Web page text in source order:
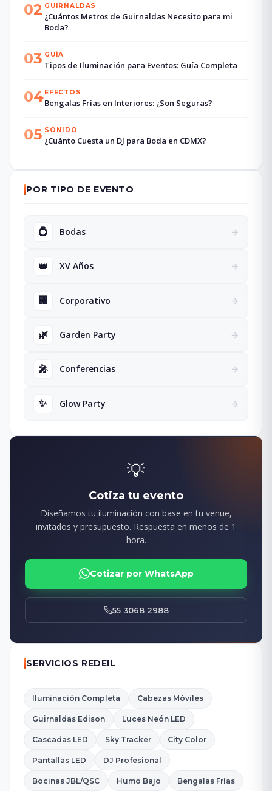
02 GUIRNALDAS
¿Cuántos Metros de Guirnaldas Necesito para mi
Boda?
03 GUÍA
Tipos de Iluminación para Eventos: Guía Completa
04 EFECTOS
Bengalas Frías en Interiores: ¿Son Seguras?
05 SONIDO
¿Cuánto Cuesta un DJ para Boda en CDMX?
POR TIPO DE EVENTO
💍 Bodas →
👑 XV Años →
🏢 Corporativo →
🌿 Garden Party →
🎤 Conferencias →
✨ Glow Party →
💡
Cotiza tu evento
Diseñamos tu iluminación con base en tu venue,
invitados y presupuesto. Respuesta en menos de 1
hora.
Cotizar por WhatsApp
55 3068 2988
SERVICIOS REDEIL
Iluminación Completa Cabezas Móviles
Guirnaldas Edison Luces Neón LED
Cascadas LED Sky Tracker City Color
Pantallas LED DJ Profesional
Bocinas JBL/QSC Humo Bajo Bengalas Frías